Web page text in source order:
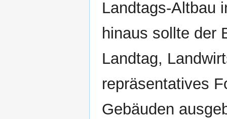
Landtags-Altbau
hinaus sollte der
Landtag,
repräsentatives
Gebäuden